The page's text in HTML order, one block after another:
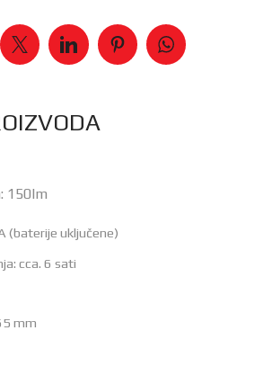
150lm
(baterije uključene)
cca. 6 sati
mm